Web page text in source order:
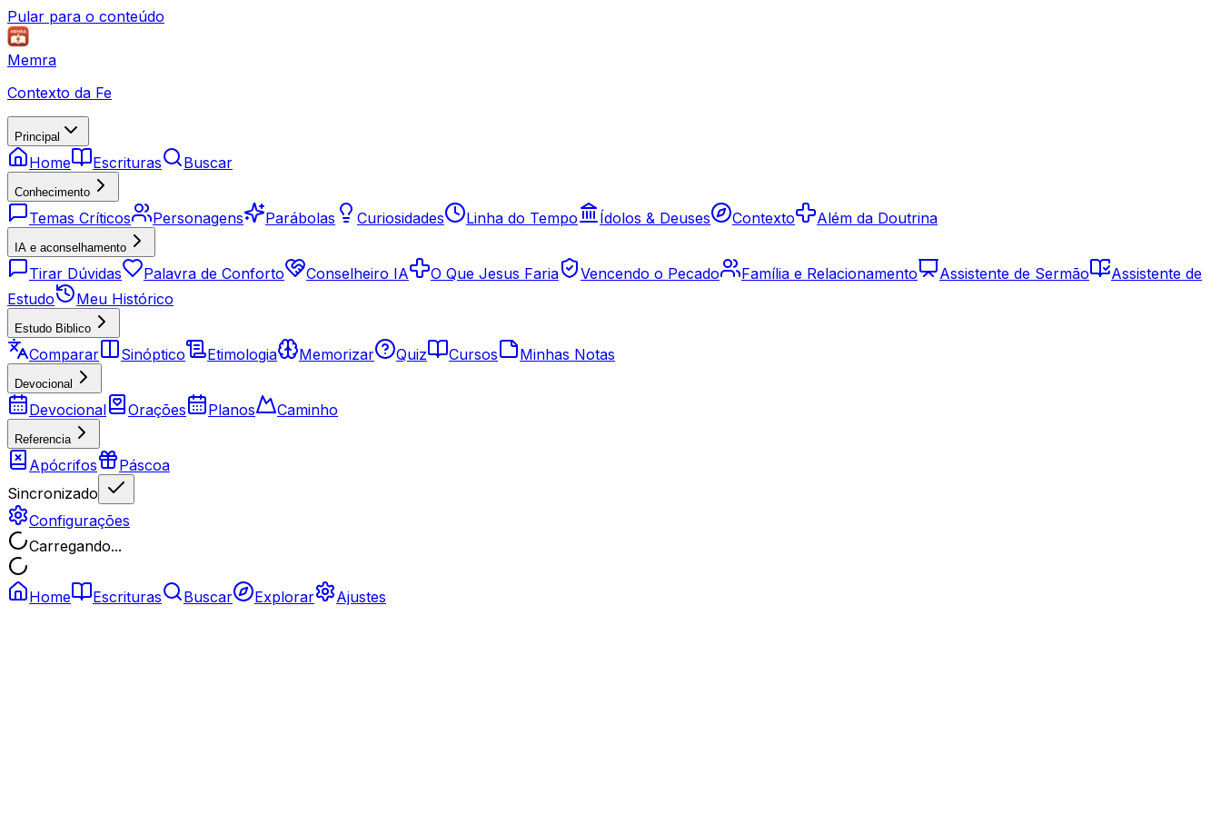
Pular para o conteúdo
Memra
Contexto da Fe
Principal
Home Escrituras Buscar
Conhecimento
Temas Críticos Personagens Parábolas Curiosidades Linha do Tempo Ídolos & Deuses Contexto Além da Doutrina
IA e aconselhamento
Tirar Dúvidas Palavra de Conforto Conselheiro IA O Que Jesus Faria Vencendo o Pecado Família e Relacionamento Assistente de Sermão
Assistente de
Estudo
Meu Histórico
Estudo Biblico
Comparar Sinóptico Etimologia Memorizar Quiz Cursos Minhas Notas
Devocional
Devocional Orações Planos Caminho
Referencia
Apócrifos
Páscoa
Sincronizado
Configurações
Carregando...
Home Escrituras Buscar Explorar Ajustes